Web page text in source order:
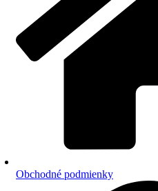
Obchodné podmienky